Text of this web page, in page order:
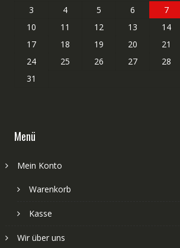
3
4 5 6 7
10
11 12 13 14
17
18 19 20 21
24
25 26 27 28
31
Menü
Mein Konto
Warenkorb
Kasse
Wir über uns